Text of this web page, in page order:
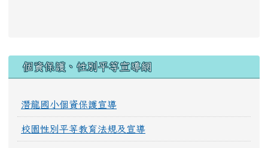
個資保護、性別平等宣導網
潛龍國小個資保護宣導
校園性別平等教育法規及宣導